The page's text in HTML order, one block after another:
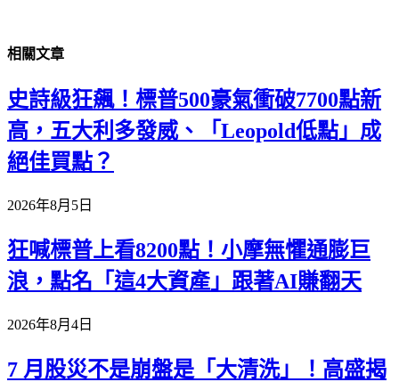
相關文章
史詩級狂飆！標普500豪氣衝破7700點新
高，五大利多發威、「Leopold低點」成
絕佳買點？
2026年8月5日
狂喊標普上看8200點！小摩無懼通膨巨
浪，點名「這4大資產」跟著AI賺翻天
2026年8月4日
7 月股災不是崩盤是「大清洗」！高盛揭